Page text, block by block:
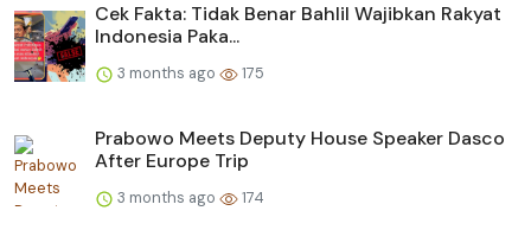
Cek Fakta: Tidak Benar Bahlil Wajibkan Rakyat
Indonesia Paka...
3 months ago 175
Prabowo Meets Deputy House Speaker Dasco
After Europe Trip
3 months ago 174